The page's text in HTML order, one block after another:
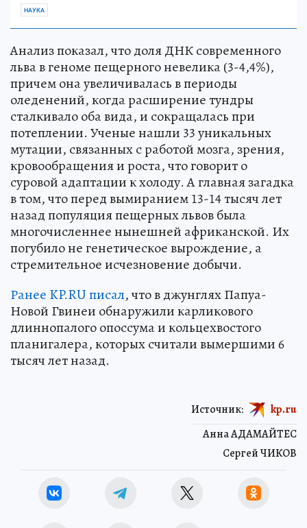
НАУКА
Анализ показал, что доля ДНК современного
льва в геноме пещерного невелика (3-4,4%),
причем она увеличивалась в периоды
оледенений, когда расширение тундры
сталкивало оба вида, и сокращалась при
потеплении. Ученые нашли 33 уникальных
мутации, связанных с работой мозга, зрения,
кровообращения и роста, что говорит о
суровой адаптации к холоду. А главная загадка
в том, что перед вымиранием 13-14 тысяч лет
назад популяция пещерных львов была
многочисленнее нынешней африканской. Их
погубило не генетическое вырождение, а
стремительное исчезновение добычи.
Ранее KP.RU писал, что в джунглях Папуа-
Новой Гвинеи обнаружили карликового
длиннопалого опоссума и кольцехвостого
планигалера, которых считали вымершими 6
тысяч лет назад.
Анна АДАМАЙТЕС
Сергей ЧИКОВ
Источник: kp.ru